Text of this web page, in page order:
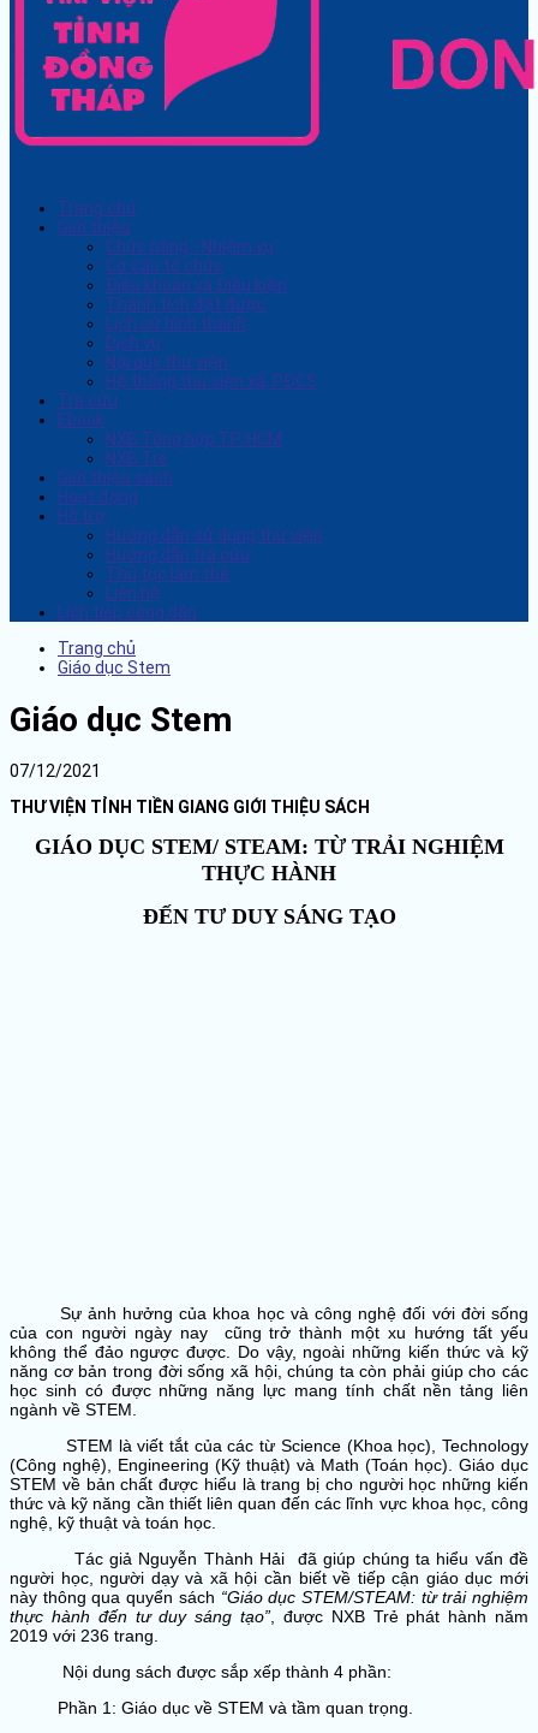
Trang chủ
Giới thiệu
Chức năng - Nhiệm vụ
Cơ cấu tổ chức
Điều khoản và Điều kiện
Thành tích đạt được
Lịch sử hình thành
Dịch vụ
Nội quy thư viện
Hệ thống thư viện xã, PĐCS
Tra cứu
Ebook
NXB Tổng hợp TP. HCM
NXB Trẻ
Giới thiệu sách
Hoạt động
Hỗ trợ
Hướng dẫn sử dụng thư viện
Hướng dẫn tra cứu
Thủ tục làm thẻ
Liên hệ
Lịch tiếp công dân
Trang chủ
Giáo dục Stem
Giáo dục Stem
07/12/2021
THƯ VIỆN TỈNH TIỀN GIANG GIỚI THIỆU SÁCH
GIÁO DỤC STEM/ STEAM: TỪ TRẢI NGHIỆM
THỰC HÀNH
ĐẾN TƯ DUY SÁNG TẠO
Sự ảnh hưởng của khoa học và công nghệ đối với đời sống
của con người ngày nay cũng trở thành một xu hướng tất yếu
không thể đảo ngược được. Do vậy, ngoài những kiến thức và kỹ
năng cơ bản trong đời sống xã hội, chúng ta còn phải giúp cho các
học sinh có được những năng lực mang tính chất nền tảng liên
ngành về STEM.
STEM là viết tắt của các từ Science (Khoa học), Technology
(Công nghệ), Engineering (Kỹ thuật) và Math (Toán học). Giáo dục
STEM về bản chất được hiểu là trang bị cho người học những kiến
thức và kỹ năng cần thiết liên quan đến các lĩnh vực khoa học, công
nghệ, kỹ thuật và toán học.
Tác giả Nguyễn Thành Hải đã giúp chúng ta hiểu vấn đề
người học, người dạy và xã hội cần biết về tiếp cận giáo dục mới
này thông qua quyển sách “Giáo dục STEM/STEAM: từ trải nghiệm
thực hành đến tư duy sáng tạo”, được NXB Trẻ phát hành năm
2019 với 236 trang.
Nội dung sách được sắp xếp thành 4 phần:
Phần 1: Giáo dục về STEM và tầm quan trọng.